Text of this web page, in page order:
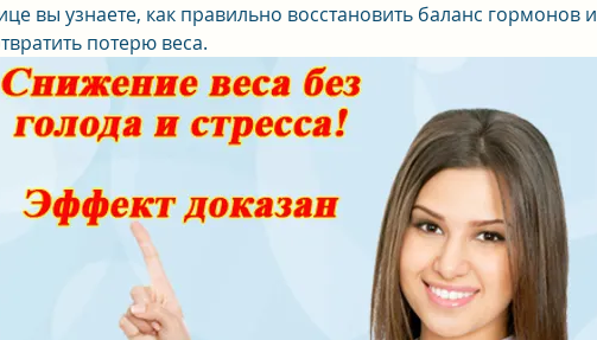
вы узнаете, как правильно восстановить баланс гормонов и
потерю веса.